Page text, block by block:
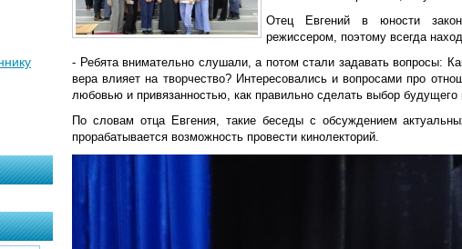
Отец Евгений в юности
режиссером, поэтому всегда
- Ребята внимательно слушали, а потом стали задавать вопросы:
вера влияет на творчество? Интересовались и вопросами про
любовью и привязанностью, как правильно сделать выбор
По словам отца Евгения, такие беседы с обсуждением
прорабатывается возможность провести кинолекторий.